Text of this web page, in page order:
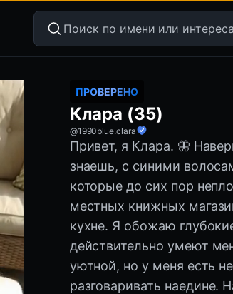
ПРОВЕРЕНО
Клара (35)
@1990blue.clara
Привет, я Клара. 🦋
знаешь, с синими
которые до сих пор
местных книжных
кухне. Я обожаю
действительно умеют
уютной, но у меня есть
разговаривать